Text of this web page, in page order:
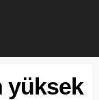
yüksek